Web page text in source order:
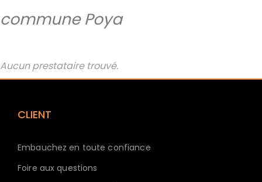
commune Poya
Aucun prestataire trouvé.
CLIENT
Embauchez en toute confiance
Foire aux questions